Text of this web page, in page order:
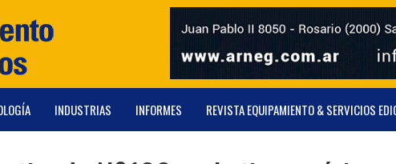
INDUSTRIAS INFORMES REVISTA EQUIPAMIENTO & SERVICIOS